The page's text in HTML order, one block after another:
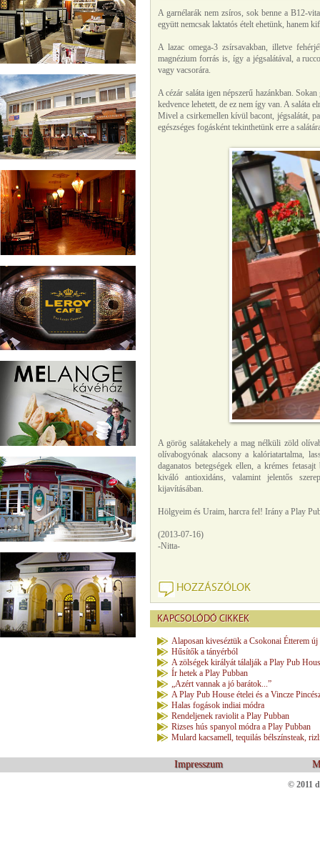
A garnélarák nem zsíros, sok benne a B12-
együtt nemcsak laktatós ételt ehetünk, hanem
A lazac omega-3 zsírsavakban, illetve
magnézium forrás is, így a jégsalátával, a
vagy vacsorára.
A cézár saláta igen népszerű hazánkban.
kedvence lehetett, de ez nem így van. A saláta
Mivel a csirkemellen kívül bacont, jégsalátát,
egészséges fogásként tekinthetünk erre a
A görög salátakehely a mag nélküli zöld
olívabogyónak alacsony a kalóriatartalma,
daganatos betegségek ellen, a krémes
kiváló antioxidáns, valamint jelentős
kijavításában.
Hölgyeim és Uraim, harcra fel! Irány a Play
(2013-07-16)
-Nitta-
HOZZÁSZÓLOK
KAPCSOLÓDÓ CIKKEK
Alaposan kiveséztük a Csokonai Étterem új
Hűsítők a tányérból
A zölségek királyát tálalják a Play Pub
Ír hetek a Play Pubban
„Azért vannak a jó barátok...”
A Play Pub House ételei és a Vincze
Halas fogások indiai módra
Rendeljenek raviolit a Play Pubban
Rizses hús spanyol módra a Play Pubban
Mulard kacsamell, tequilás bélszínsteak,
Impresszum
© 2011